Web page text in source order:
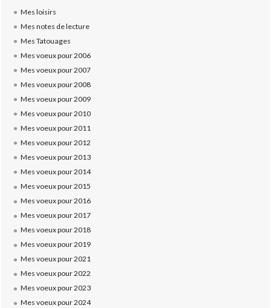
Mes loisirs
Mes notes de lecture
Mes Tatouages
Mes voeux pour 2006
Mes voeux pour 2007
Mes voeux pour 2008
Mes voeux pour 2009
Mes voeux pour 2010
Mes voeux pour 2011
Mes voeux pour 2012
Mes voeux pour 2013
Mes voeux pour 2014
Mes voeux pour 2015
Mes voeux pour 2016
Mes voeux pour 2017
Mes voeux pour 2018
Mes voeux pour 2019
Mes voeux pour 2021
Mes voeux pour 2022
Mes voeux pour 2023
Mes voeux pour 2024